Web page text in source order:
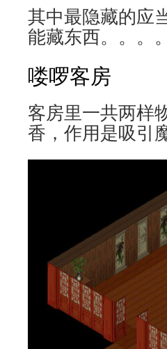
其中最隐藏的应
能藏东西。。。。
喽啰客房
客房里一共两样
香，作用是吸引